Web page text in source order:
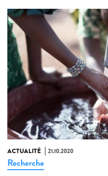
ACTUALITÉ 21.10.2020
Recherche